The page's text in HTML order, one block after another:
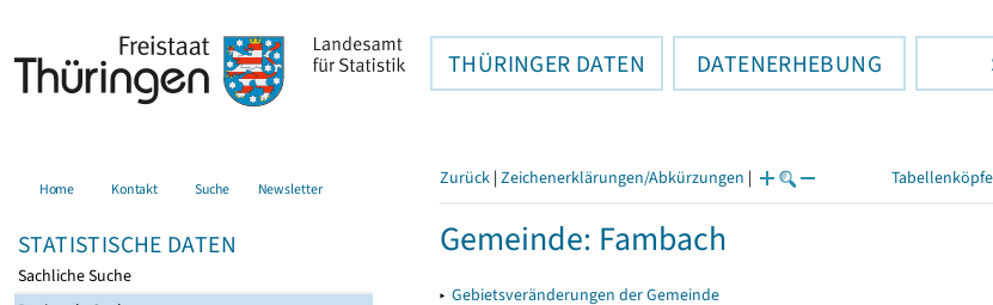
THÜRINGER DATEN DATENERHEBUNG
Home Kontakt Suche Newsletter
STATISTISCHE DATEN
Sachliche Suche
Zurück | Zeichenerklärungen/Abkürzungen |
Gemeinde: Fambach
▸ Gebietsveränderungen der Gemeinde